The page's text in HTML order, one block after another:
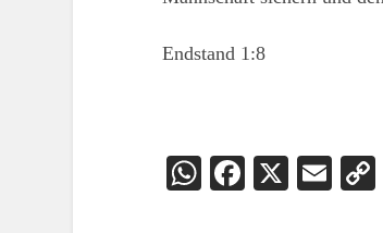
Endstand 1:8
WhatsApp
Facebook
X